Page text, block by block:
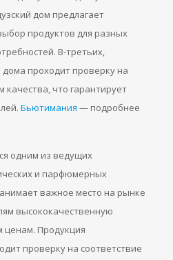
дом предлагает
продуктов для разных
В-третьих,
проходит проверку на
качества, что гарантирует
Бьютимания — подробнее
одним из ведущих
и парфюмерных
важное место на рынке
высококачественную
ценам. Продукция
проверку на соответствие